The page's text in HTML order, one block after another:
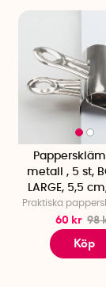
metall , 5 st,
LARGE, 5,5
Praktiska
60 kr 98
Köp